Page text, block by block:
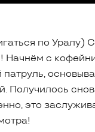
по Уралу)
Начнём с
Получилось
это